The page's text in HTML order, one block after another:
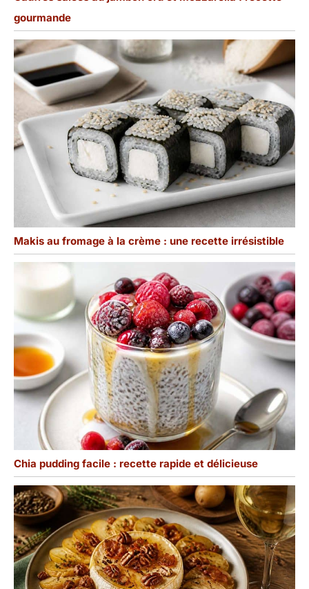
fêtes d'enfants, le
goûter, les tables de
desserts de mariage, les
présentations de café,
les pique-niques et le
camping. Qu'il s'agisse
de servir du tiramisu, de
la mousse au chocolat
ou des coupes de fruits,
ces verrine plastique
peuvent facilement servir
de coupelles à sauce ou
de contenants pour
amuse-gueules.
gourmande
Makis au fromage à la crème : une recette irrésistible
Chia pudding facile : recette rapide et délicieuse